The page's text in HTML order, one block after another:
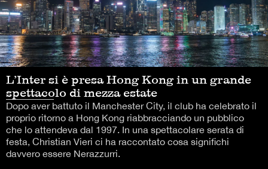
L’Inter si è presa Hong Kong in un grande
spettacolo di mezza estate
Dopo aver battuto il Manchester City, il club ha celebrato il
proprio ritorno a Hong Kong riabbracciando un pubblico
che lo attendeva dal 1997. In una spettacolare serata di
festa, Christian Vieri ci ha raccontato cosa significhi
davvero essere Nerazzurri.